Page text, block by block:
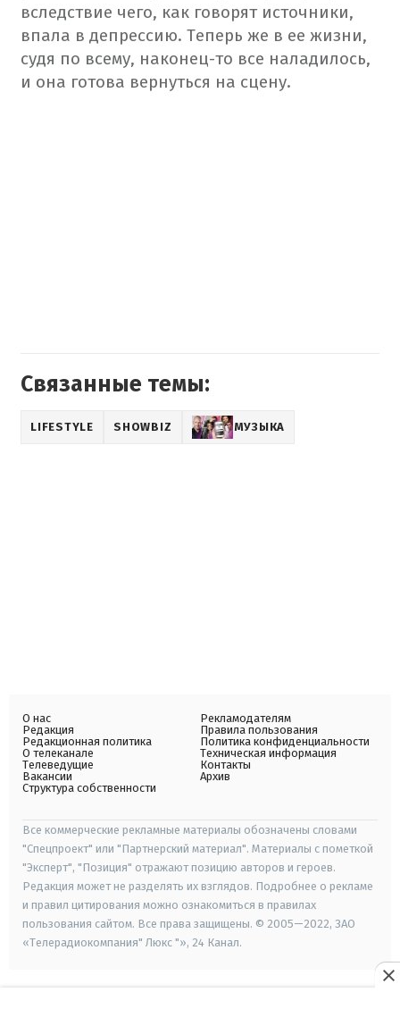
вследствие чего, как говорят источники,
впала в депрессию. Теперь же в ее жизни,
судя по всему, наконец-то все наладилось,
и она готова вернуться на сцену.
Связанные темы:
LIFESTYLE SHOWBIZ МУЗЫКА
О нас
Редакция
Редакционная политика
О телеканале
Телеведущие
Вакансии
Структура собственности
Рекламодателям
Правила пользования
Политика конфиденциальности
Техническая информация
Контакты
Архив
Все коммерческие рекламные материалы обозначены словами
"Спецпроект" или "Партнерский материал". Материалы с пометкой
"Эксперт", "Позиция" отражают позицию авторов и героев.
Редакция может не разделять их взглядов. Подробнее о рекламе
и правил цитирования можно ознакомиться в правилах
пользования сайтом. Все права защищены. © 2005—2022, ЗАО
«Телерадиокомпания" Люкс "», 24 Канал.